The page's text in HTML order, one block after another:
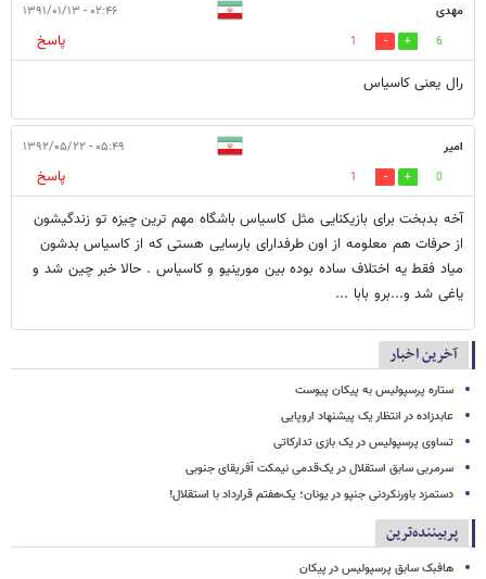
مهدی ۰۲:۴۶ - ۱۳۹۱/۰۱/۱۳
6
1
پاسخ
رال یعنی کاسیاس
امیر ۰۵:۴۹ - ۱۳۹۲/۰۵/۲۲
0
1
پاسخ
آخه بدبخت برای بازیکنایی مثل کاسیاس باشگاه مهم ترین چیزه تو زندگیشون
از حرفات هم معلومه از اون طرفدارای بارسایی هستی که از کاسیاس بدشون
میاد فقط یه اختلاف ساده بوده بین مورینیو و کاسیاس . حالا خبر چین شد و
یاغی شد و...برو بابا ...
آخرین اخبار
ستاره پرسپولیس به پیکان پیوست
عابدزاده در انتظار یک پیشنهاد اروپایی
تساوی پرسپولیس در یک بازی تدارکاتی
سرمربی سابق استقلال در یک‌قدمی نیمکت آفریقای جنوبی
دستمزد باورنکردنی جنپو در یونان؛ یک‌هفتم قرارداد با استقلال!
پربیننده‌ترین
هافبک سابق پرسپولیس در پیکان